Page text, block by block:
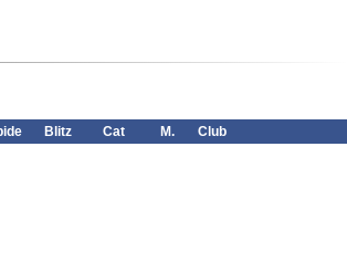
Blitz Cat M. Club